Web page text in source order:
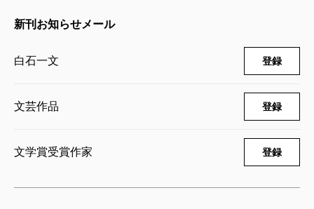
新刊お知らせメール
白石一文 登録
文芸作品 登録
文学賞受賞作家 登録